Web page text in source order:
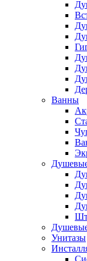
Ванны
Унитазы